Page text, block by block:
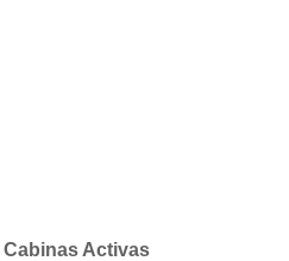
Cabinas Activas